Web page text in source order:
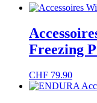
Freezing
CHF 79.90